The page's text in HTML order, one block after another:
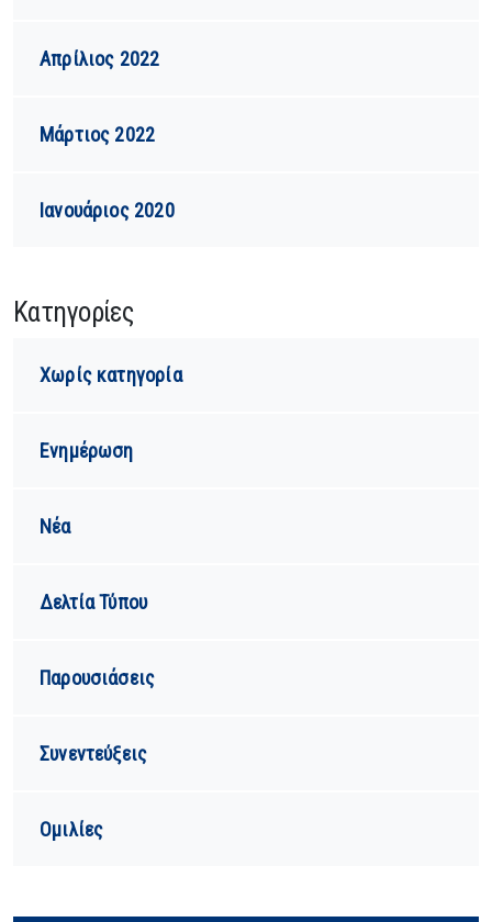
Απρίλιος 2022
Μάρτιος 2022
Ιανουάριος 2020
Kατηγορίες
Χωρίς κατηγορία
Ενημέρωση
Νέα
Δελτία Τύπου
Παρουσιάσεις
Συνεντεύξεις
Ομιλίες